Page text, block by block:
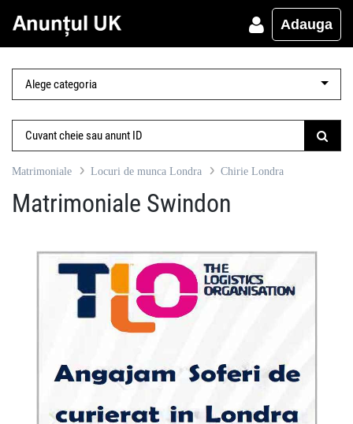
Adauga
Matrimoniale Locuri de munca Londra Chirie Londra
Matrimoniale Swindon